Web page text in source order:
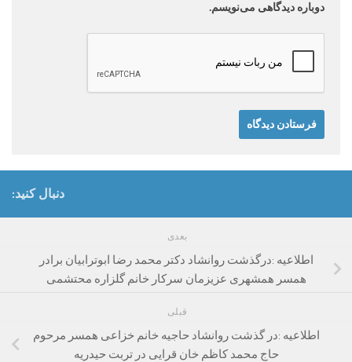
دوباره دیدگاهی می‌نویسم.
دنبال کنید:
بعدی
اطلاعیه :درگذشت روانشاد دکتر محمد رضا ابوترابیان برادر
همسر همشهری عزیزمان سرکار خانم گلزاره محتشمی
قبلی
اطلاعیه :در گذشت روانشاد حاجیه خانم خزاعی همسر مرحوم
حاج محمد کاظم خان قرایی در تربت حیدریه